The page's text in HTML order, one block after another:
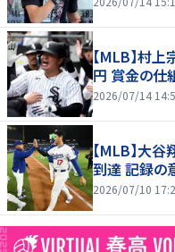
【MLB】村
円 賞金の仕
2026/07/14
【MLB】大
到達 記録の
2026/07/10